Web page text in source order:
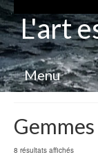
L'art
Menu
Gemmes
8 résultats affichés